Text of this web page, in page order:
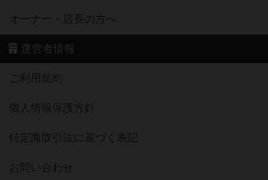
オーナー・店長の方へ
運営者情報
ご利用規約
個人情報保護方針
特定商取引法に基づく表記
お問い合わせ